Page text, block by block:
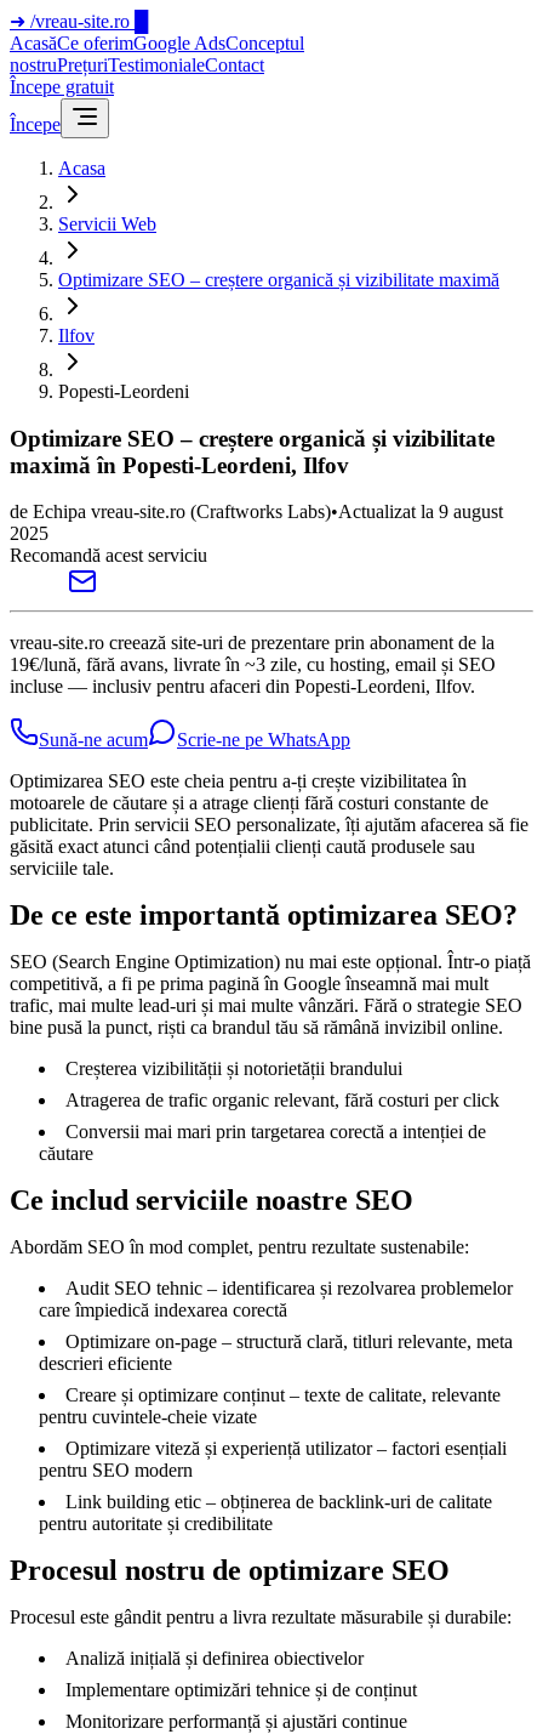
➜ /vreau-site.ro
AcasăCe oferimGoogle AdsConceptul
nostruPrețuriTestimonialeContact
Începe gratuit
Începe
Acasa
Servicii Web
Optimizare SEO – creștere organică și vizibilitate maximă
Ilfov
Popesti-Leordeni
Optimizare SEO – creștere organică și vizibilitate
maximă în Popesti-Leordeni, Ilfov
de Echipa vreau-site.ro (Craftworks Labs)•Actualizat la 9 august
2025
Recomandă acest serviciu
vreau-site.ro creează site-uri de prezentare prin abonament de la
19€/lună, fără avans, livrate în ~3 zile, cu hosting, email și SEO
incluse — inclusiv pentru afaceri din Popesti-Leordeni, Ilfov.
Sună-ne acum
Scrie-ne pe WhatsApp
Optimizarea SEO este cheia pentru a-ți crește vizibilitatea în
motoarele de căutare și a atrage clienți fără costuri constante de
publicitate. Prin servicii SEO personalizate, îți ajutăm afacerea să fie
găsită exact atunci când potențialii clienți caută produsele sau
serviciile tale.
De ce este importantă optimizarea SEO?
SEO (Search Engine Optimization) nu mai este opțional. Într-o piață
competitivă, a fi pe prima pagină în Google înseamnă mai mult
trafic, mai multe lead-uri și mai multe vânzări. Fără o strategie SEO
bine pusă la punct, riști ca brandul tău să rămână invizibil online.
Creșterea vizibilității și notorietății brandului
Atragerea de trafic organic relevant, fără costuri per click
Conversii mai mari prin targetarea corectă a intenției de
căutare
Ce includ serviciile noastre SEO
Abordăm SEO în mod complet, pentru rezultate sustenabile:
Audit SEO tehnic – identificarea și rezolvarea problemelor
care împiedică indexarea corectă
Optimizare on-page – structură clară, titluri relevante, meta
descrieri eficiente
Creare și optimizare conținut – texte de calitate, relevante
pentru cuvintele-cheie vizate
Optimizare viteză și experiență utilizator – factori esențiali
pentru SEO modern
Link building etic – obținerea de backlink-uri de calitate
pentru autoritate și credibilitate
Procesul nostru de optimizare SEO
Procesul este gândit pentru a livra rezultate măsurabile și durabile:
Analiză inițială și definirea obiectivelor
Implementare optimizări tehnice și de conținut
Monitorizare performanță și ajustări continue